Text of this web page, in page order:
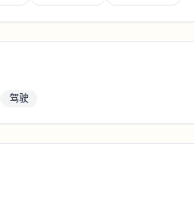
驾驶